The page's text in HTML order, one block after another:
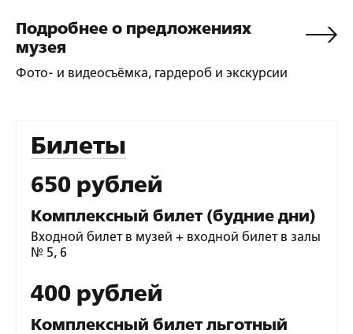
Подробнее о предложениях
музея
Фото- и видеосъёмка, гардероб и экскурсии
Билеты
650 рублей
Комплексный билет (будние дни)
Входной билет в музей + входной билет в залы
№ 5, 6
400 рублей
Комплексный билет льготный